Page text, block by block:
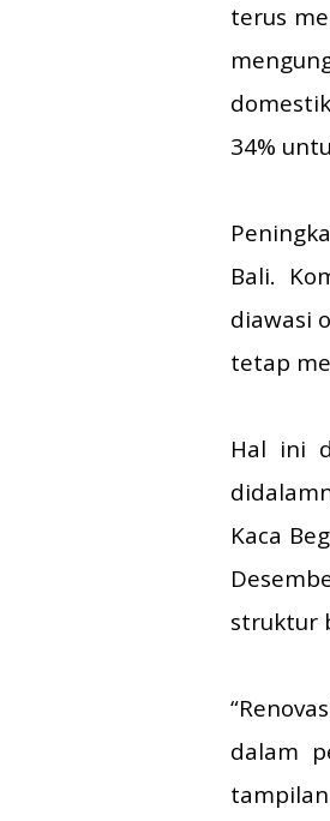
terus
34%
Bali.
diawasi
tetap
Hal ini
Kaca
struktur
dalam